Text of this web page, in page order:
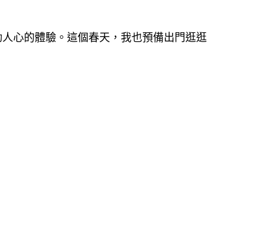
心的體驗。這個春天，我也預備出門逛逛